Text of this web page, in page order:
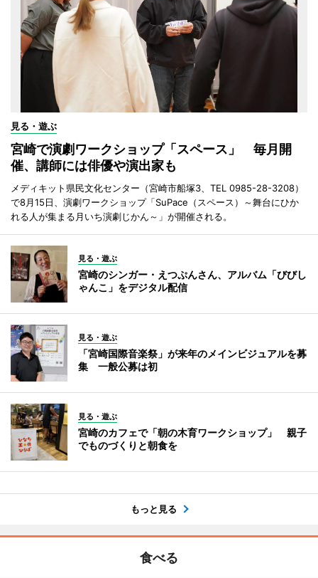
見る・遊ぶ
宮崎で演劇ワークショップ「スペース」 毎月開
催、講師には俳優や演出家も
メディキット県民文化センター（宮崎市船塚3、TEL 0985-28-3208）
で8月15日、演劇ワークショップ「SuPace（スペース）～舞台にひか
れる人が集まる月いち演劇じかん～」が開催される。
見る・遊ぶ
宮崎のシンガー・えつぷんさん、アルバム「びびし
ゃんこ」をデジタル配信
見る・遊ぶ
「宮崎国際音楽祭」が来年のメインビジュアルを募
集 一般公募は初
見る・遊ぶ
宮崎のカフェで「朝の木育ワークショップ」 親子
でものづくりと朝食を
もっと見る
食べる